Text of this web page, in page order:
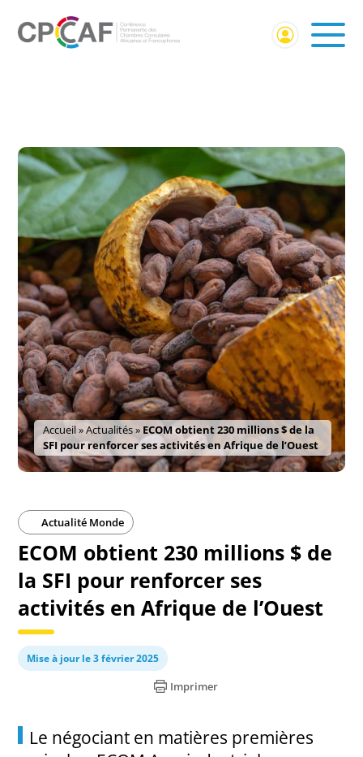
Accueil»Actualités» ECOM obtient 230 millions $ de la
SFI pour renforcer ses activités en Afrique de l’Ouest
Actualité Monde
ECOM obtient 230 millions $ de
la SFI pour renforcer ses
activités en Afrique de l’Ouest
Mise à jour le 3 février 2025
Imprimer
Le négociant en matières premières